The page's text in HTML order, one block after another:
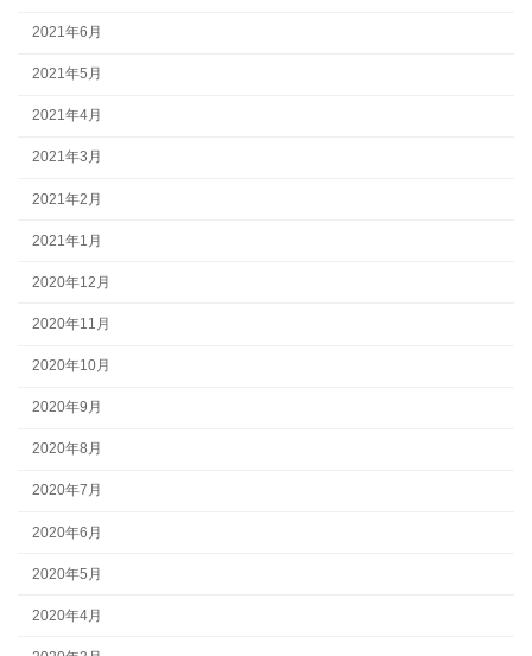
2021年6月
2021年5月
2021年4月
2021年3月
2021年2月
2021年1月
2020年12月
2020年11月
2020年10月
2020年9月
2020年8月
2020年7月
2020年6月
2020年5月
2020年4月